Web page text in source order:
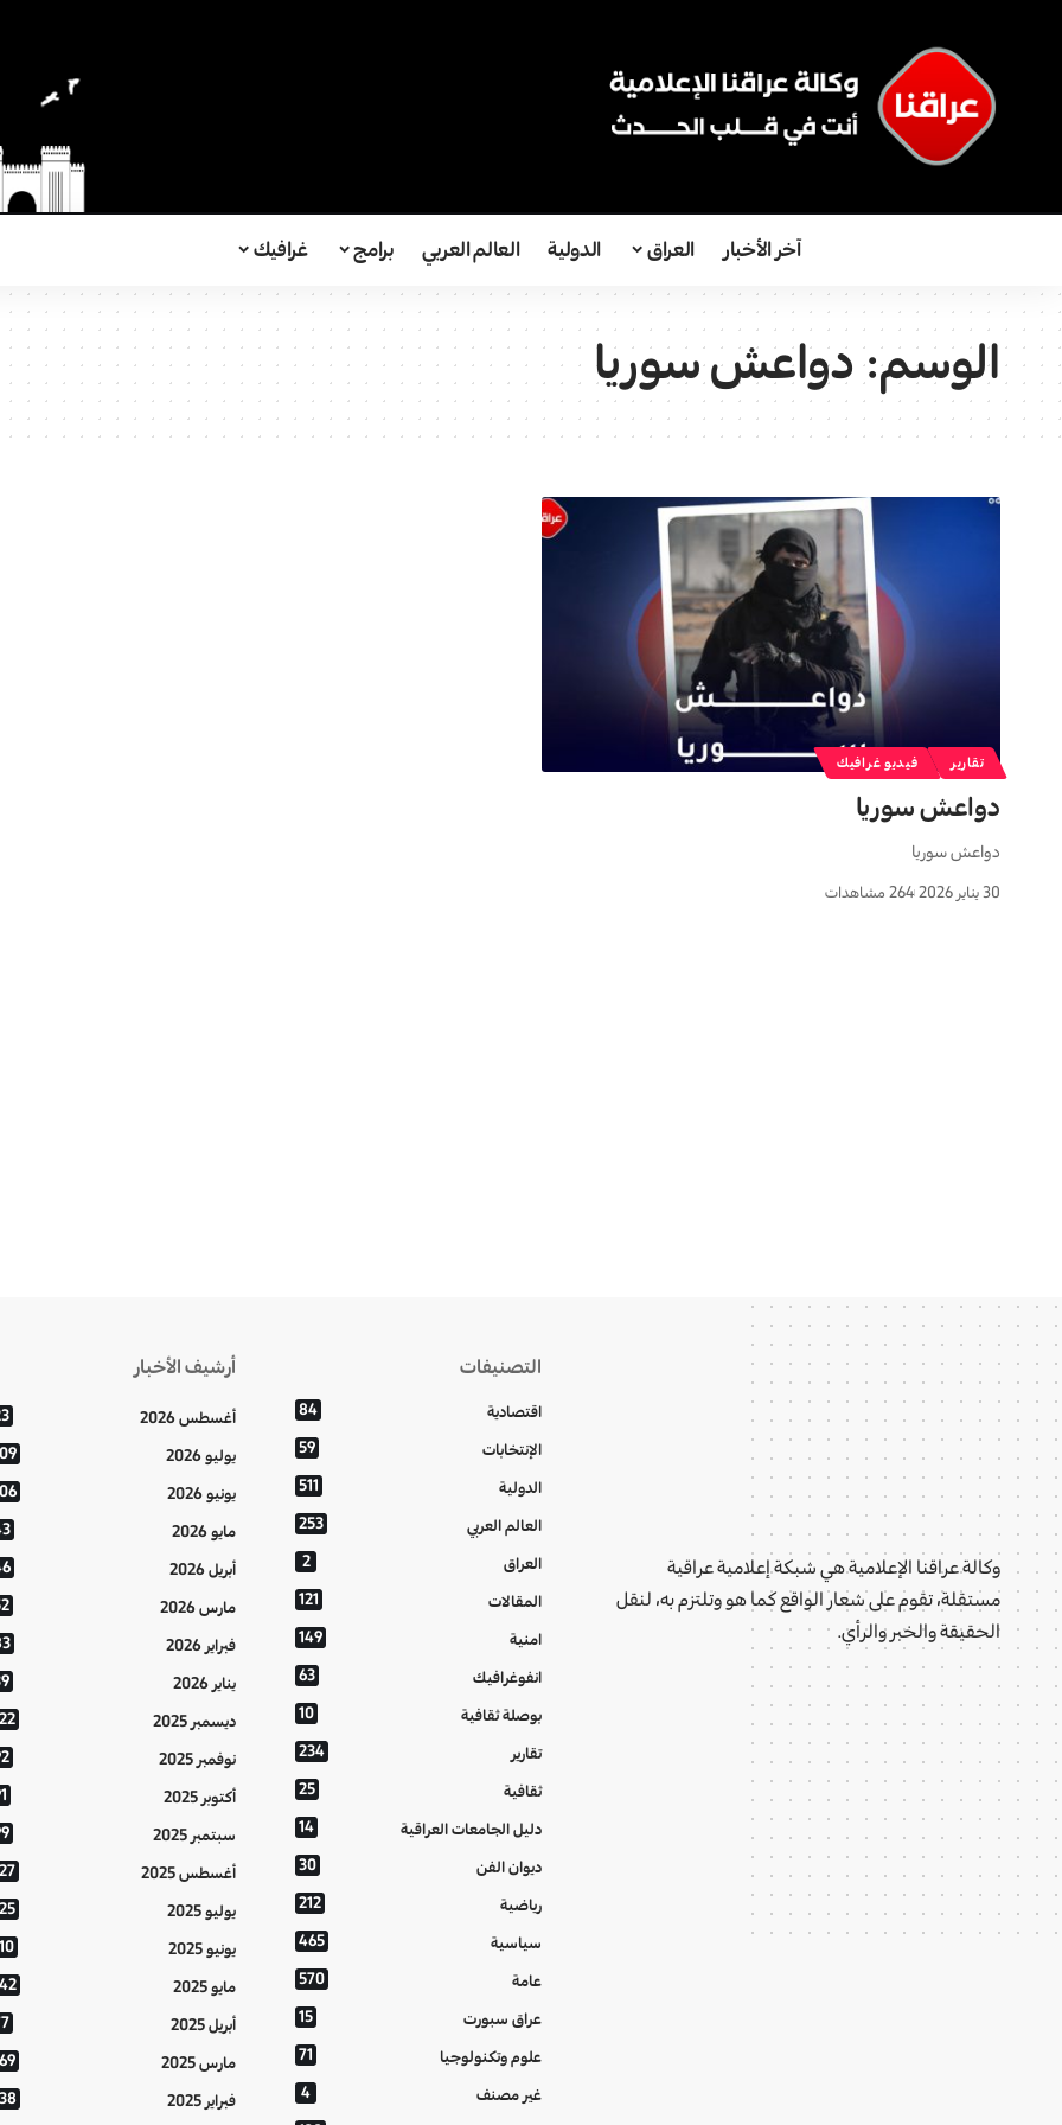
آخر الأخبار العراق الدولية العالم العربي برامج غرافيك
الوسم:دواعش سوريا
تقارير فيديو غرافيك
دواعش سوريا
دواعش سوريا
30 يناير 2026 264 مشاهدات
وكالة عراقنا الإعلامية هي شبكة إعلامية عراقية
مستقلة، تقوم على شعار الواقع كما هو وتلتزم به، لنقل
الحقيقة والخبر والرأي.
التصنيفات
اقتصادية 84
الإنتخابات 59
الدولية 511
العالم العربي 253
العراق 2
المقالات 121
امنية 149
انفوغرافيك 63
بوصلة ثقافية 10
تقارير 234
ثقافية 25
دليل الجامعات العراقية 14
ديوان الفن 30
رياضية 212
سياسية 465
عامة 570
عراق سبورت 15
علوم وتكنولوجيا 71
غير مصنف 4
أرشيف الأخبار
أغسطس 2026
يوليو 2026
يونيو 2026
مايو 2026
أبريل 2026
مارس 2026
فبراير 2026
يناير 2026
ديسمبر 2025
نوفمبر 2025
أكتوبر 2025
سبتمبر 2025
أغسطس 2025
يوليو 2025
يونيو 2025
مايو 2025
أبريل 2025
مارس 2025
فبراير 2025